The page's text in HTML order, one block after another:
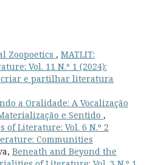
Zoopoetics , MATLIT:
Vol. 11 N.º 1 (2024):
criar e partilhar literatura
a Oralidade: A Vocalização
e Sentido ,
of Literature: Vol. 6 N.º 2
Communities
Beneath and Beyond the